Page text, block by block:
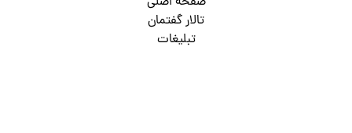
تالار گفتمان
تبلیغات